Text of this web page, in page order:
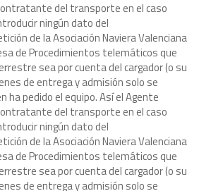
del transporte en el caso
ningún dato del
de la Asociación Naviera Valenciana
de Procedimientos telemáticos que
sea por cuenta del cargador (o su
de entrega y admisión solo se
ha pedido el equipo. Así el Agente
del transporte en el caso
ningún dato del
de la Asociación Naviera Valenciana
de Procedimientos telemáticos que
sea por cuenta del cargador (o su
de entrega y admisión solo se